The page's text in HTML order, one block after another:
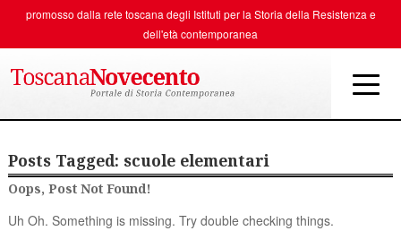
promosso dalla rete toscana degli Istituti per la Storia della Resistenza e
dell'età contemporanea
Posts Tagged: scuole elementari
Oops, Post Not Found!
Uh Oh. Something is missing. Try double checking things.